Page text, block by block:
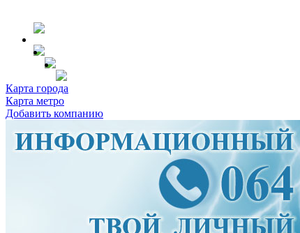
Карта города
Карта метро
Добавить компанию